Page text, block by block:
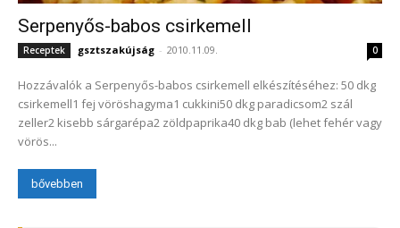
Serpenyős-babos csirkemell
Receptek gsztszakújság - 2010.11.09. 0
Hozzávalók a Serpenyős-babos csirkemell elkészítéséhez: 50 dkg
csirkemell1 fej vöröshagyma1 cukkini50 dkg paradicsom2 szál
zeller2 kisebb sárgarépa2 zöldpaprika40 dkg bab (lehet fehér vagy
vörös...
bővebben